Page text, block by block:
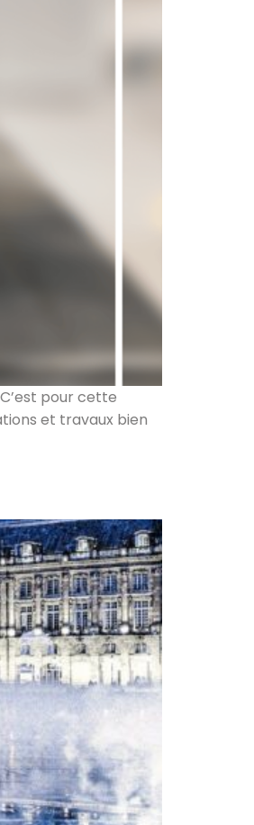
pour cette
et travaux bien